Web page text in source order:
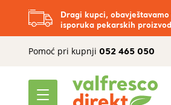
Dragi kupci,
isporuka pekarskih
Pomoć pri kupnji 052 465 050